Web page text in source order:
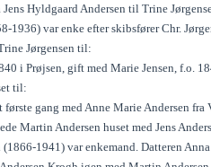
Hyldgaard Andersen til Trine
1936) var enke efter skibsfører Chr.
Jørgensen til:
i Prøjsen, gift med Marie Jensen, f.o.
til:
gang med Anne Marie Andersen
Martin Andersen huset med Jens
(1866-1941) var enkemand. Datteren